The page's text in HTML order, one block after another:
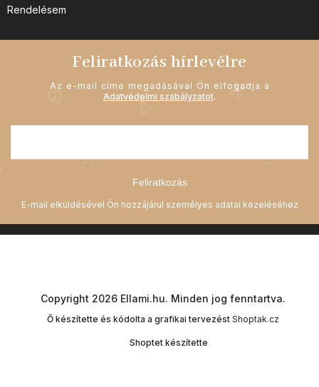
Rendelésem
Feliratkozás hírlevélre
Az e-mail címe megadásával Ön elfogadja a
Adatvédelmi szabályzatot.
Feliratkozás
Shoptet készítette
Copyright 2026 Ellami.hu. Minden jog fenntartva.
Ő készítette és kódolta a grafikai tervezést Shoptak.cz